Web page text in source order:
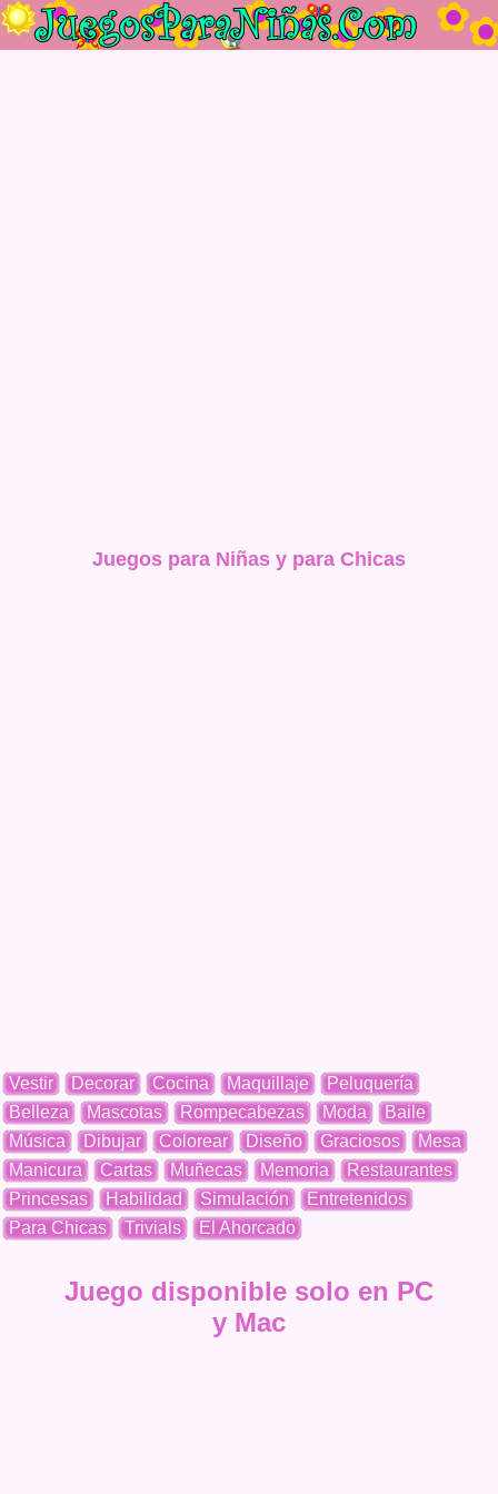
Juegos para Niñas y para Chicas
Vestir Decorar Cocina Maquillaje
Peluquería
Belleza
Mascotas Rompecabezas Moda
Baile
Música
Dibujar Colorear Diseño Graciosos
Mesa
Manicura
Cartas Muñecas Memoria
Restaurantes
Princesas
Habilidad Simulación
Entretenidos
Para Chicas
Trivials El Ahorcado
Juego disponible solo en PC
y Mac